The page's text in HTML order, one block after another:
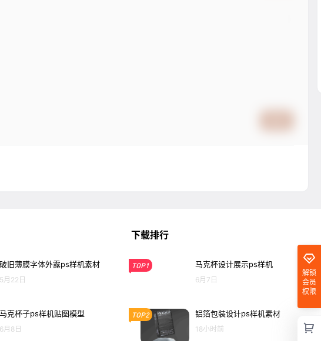
解锁
会员
权限
破旧薄膜字体外露ps样机素材
5月22日
马克杯子ps样机贴图模型
6月8日
下载排行
TOP1 马克杯设计展示ps样机
6月7日
TOP2 铝箔包装设计ps样机素材
18小时前